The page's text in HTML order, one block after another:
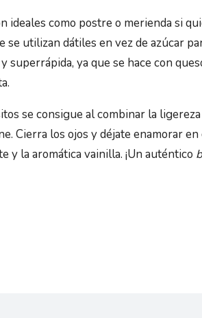
ideales como postre o merienda si
utilizan dátiles en vez de azúcar
superrápida, ya que se hace con
se consigue al combinar la
Cierra los ojos y déjate enamorar en
y la aromática vainilla. ¡Un auténtico